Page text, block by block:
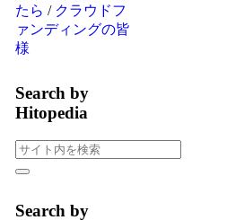
たら / クラウドフ
ァンディングの皆
様
Search by
Hitopedia
Search by